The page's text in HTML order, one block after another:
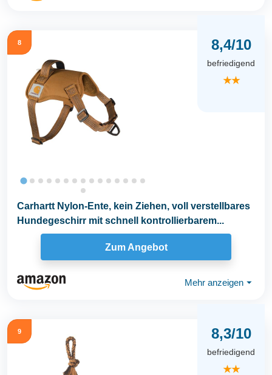
8 8,4/10
befriedigend
★★
Carhartt Nylon-Ente, kein Ziehen, voll verstellbares
Hundegeschirr mit schnell kontrollierbarem...
Zum Angebot
Mehr anzeigen ⏷
9 8,3/10
befriedigend
★★